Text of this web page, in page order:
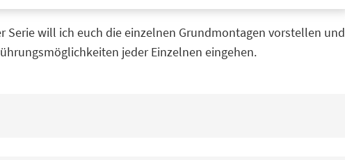
Serie will ich euch die einzelnen Grundmontagen vorstellen und
jeder Einzelnen eingehen.